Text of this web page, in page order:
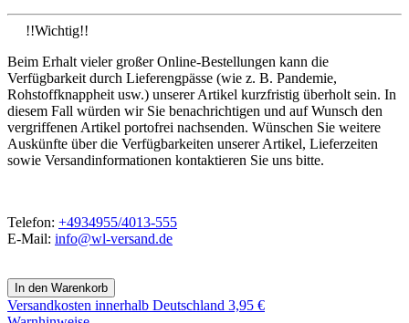
!!Wichtig!!
Beim Erhalt vieler großer Online-Bestellungen kann die
Verfügbarkeit durch Lieferengpässe (wie z. B. Pandemie,
Rohstoffknappheit usw.) unserer Artikel kurzfristig überholt sein. In
diesem Fall würden wir Sie benachrichtigen und auf Wunsch den
vergriffenen Artikel portofrei nachsenden. Wünschen Sie weitere
Auskünfte über die Verfügbarkeiten unserer Artikel, Lieferzeiten
sowie Versandinformationen kontaktieren Sie uns bitte.
Telefon: +4934955/4013-555
E-Mail: info@wl-versand.de
Versandkosten innerhalb Deutschland 3,95 €